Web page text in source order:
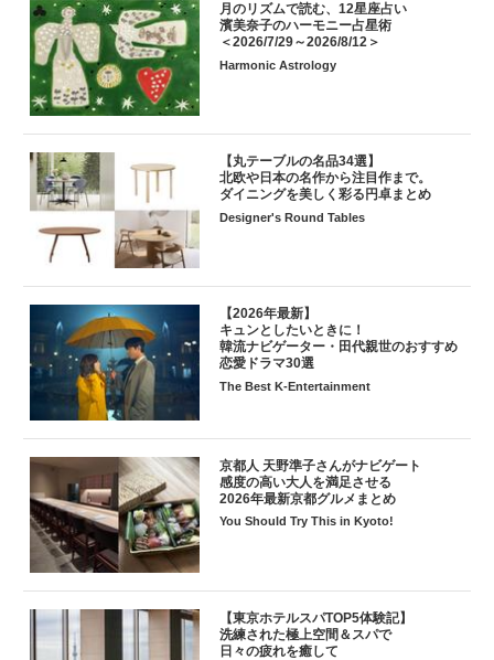
月のリズムで読む、12星座占い
濱美奈子のハーモニー占星術
＜2026/7/29～2026/8/12＞
Harmonic Astrology
【丸テーブルの名品34選】
北欧や日本の名作から注目作まで。
ダイニングを美しく彩る円卓まとめ
Designer's Round Tables
【2026年最新】
キュンとしたいときに！
韓流ナビゲーター・田代親世のおすすめ
恋愛ドラマ30選
The Best K-Entertainment
京都人 天野準子さんがナビゲート
感度の高い大人を満足させる
2026年最新京都グルメまとめ
You Should Try This in Kyoto!
【東京ホテルスパTOP5体験記】
洗練された極上空間＆スパで
日々の疲れを癒して